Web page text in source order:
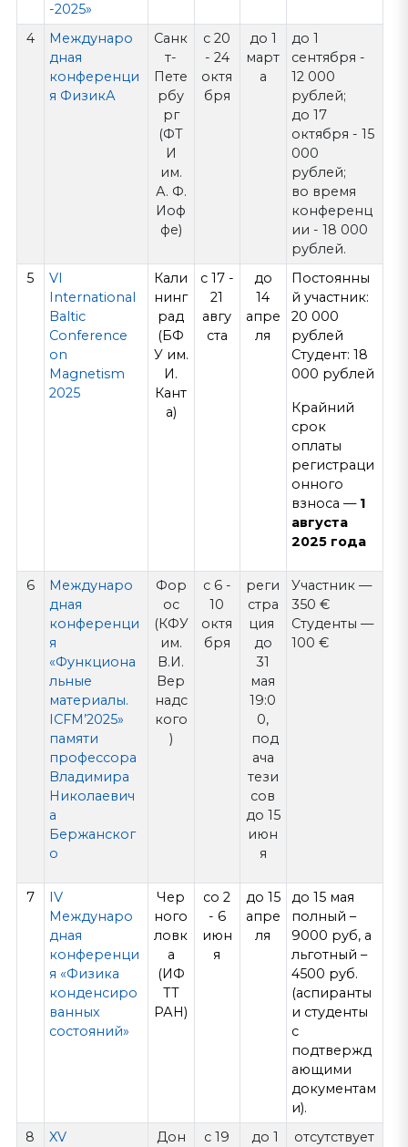
-2025»
4
Междунаро
дная
конференци
я ФизикА
Санк
т-
Пете
рбу
рг
(ФТ
И
им.
А. Ф.
Иоф
фе)
с 20
- 24
октя
бря
до 1
март
а
до 1
сентября -
12 000
рублей;
до 17
октября - 15
000
рублей;
во время
конференц
ии - 18 000
рублей.
5
VI
International
Baltic
Conference
on
Magnetism
2025
Кали
нинг
рад
(БФ
У им.
И.
Кант
а)
с 17 -
21
авгу
ста
до
14
апре
ля
Постоянны
й участник:
20 000
рублей
Студент: 18
000 рублей
Крайний
срок
оплаты
регистраци
онного
взноса — 1
августа
2025 года
6
Междунаро
дная
конференци
я
«Функциона
льные
материалы.
ICFM’2025»
памяти
профессора
Владимира
Николаевич
а
Бержанског
о
Фор
ос
(КФУ
им.
В.И.
Вер
надс
кого
)
с 6 -
10
октя
бря
реги
стра
ция
до
31
мая
19:0
0,
под
ача
тези
сов
до 15
июн
я
Участник —
350 €
Студенты —
100 €
7
IV
Междунаро
дная
конференци
я «Физика
конденсиро
ванных
состояний»
Чер
ного
ловк
а
(ИФ
ТТ
РАН)
со 2
- 6
июн
я
до 15
апре
ля
до 15 мая
полный –
9000 руб, а
льготный –
4500 руб.
(аспиранты
и студенты
с
подтвержд
ающими
документам
и).
8
XV
Дон
с 19
до 1
отсутствует